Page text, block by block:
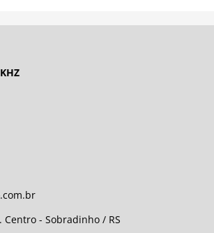
Centro - Sobradinho / RS